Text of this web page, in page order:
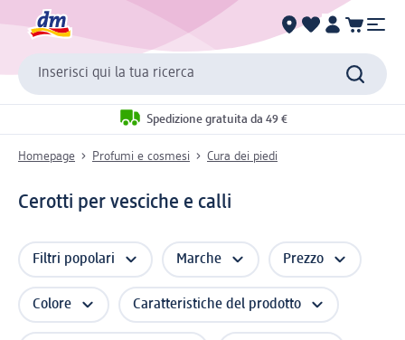
Inserisci qui la tua ricerca
Spedizione gratuita da 49 €
Homepage Profumi e cosmesi Cura dei piedi
Cerotti per vesciche e calli
Filtri popolari Marche Prezzo
Colore Caratteristiche del prodotto